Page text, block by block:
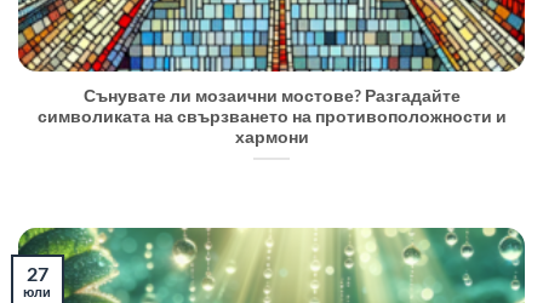
Сънувате ли мозаични мостове? Разгадайте
символиката на свързването на противоположности и
хармони
27
юли